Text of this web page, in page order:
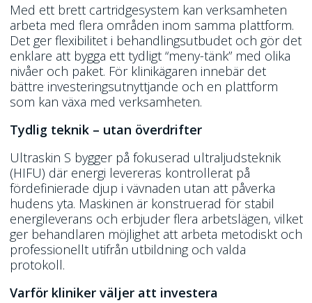
Med ett brett cartridgesystem kan verksamheten
arbeta med flera områden inom samma plattform.
Det ger flexibilitet i behandlingsutbudet och gör det
enklare att bygga ett tydligt “meny-tänk” med olika
nivåer och paket. För klinikägaren innebär det
bättre investeringsutnyttjande och en plattform
som kan växa med verksamheten.
Tydlig teknik – utan överdrifter
Ultraskin S bygger på fokuserad ultraljudsteknik
(HIFU) där energi levereras kontrollerat på
fördefinierade djup i vävnaden utan att påverka
hudens yta. Maskinen är konstruerad för stabil
energileverans och erbjuder flera arbetslägen, vilket
ger behandlaren möjlighet att arbeta metodiskt och
professionellt utifrån utbildning och valda
protokoll.
Varför kliniker väljer att investera